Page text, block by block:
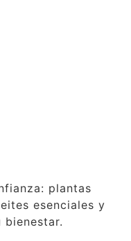
plantas
esenciales y
bienestar.